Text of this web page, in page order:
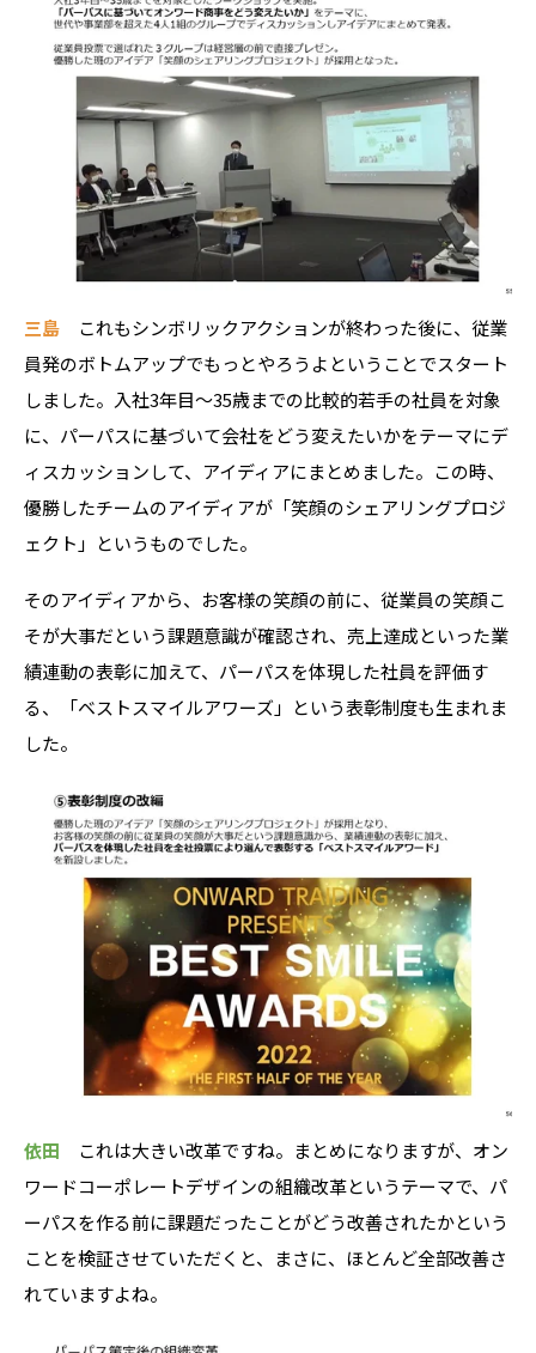
三島 これもシンボリックアクションが終わった後に、従業
員発のボトムアップでもっとやろうよということでスタート
しました。入社3年目～35歳までの比較的若手の社員を対象
に、パーパスに基づいて会社をどう変えたいかをテーマにデ
ィスカッションして、アイディアにまとめました。この時、
優勝したチームのアイディアが「笑顔のシェアリングプロジ
ェクト」というものでした。
そのアイディアから、お客様の笑顔の前に、従業員の笑顔こ
そが大事だという課題意識が確認され、売上達成といった業
績連動の表彰に加えて、パーパスを体現した社員を評価す
る、「ベストスマイルアワーズ」という表彰制度も生まれま
した。
依田
これは大きい改革ですね。まとめになりますが、オン
ワードコーポレートデザインの組織改革というテーマで、パ
ーパスを作る前に課題だったことがどう改善されたかという
ことを検証させていただくと、まさに、ほとんど全部改善さ
れていますよね。